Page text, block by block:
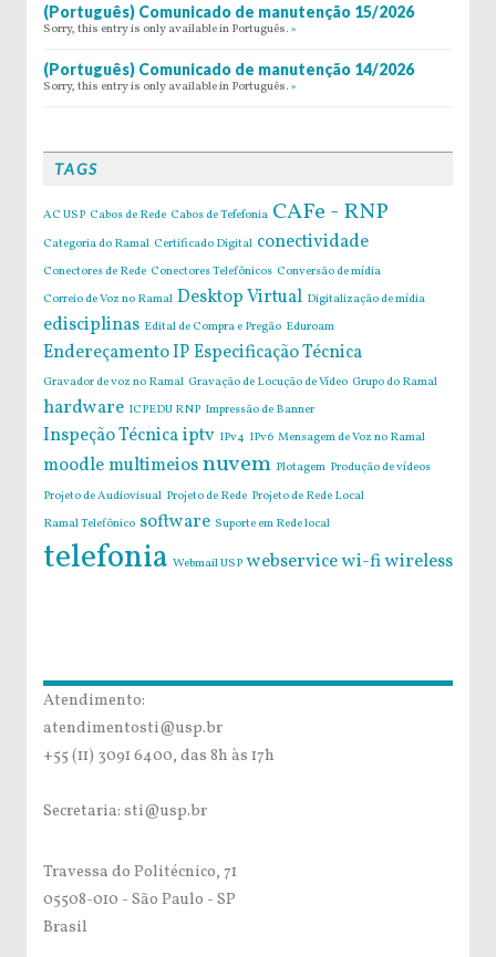
(Português) Comunicado de manutenção 15/2026
Sorry, this entry is only available in Português. »
(Português) Comunicado de manutenção 14/2026
Sorry, this entry is only available in Português. »
TAGS
AC USP Cabos de Rede Cabos de Tefefonia CAFe - RNP
Categoria do Ramal Certificado Digital conectividade
Conectores de Rede Conectores Telefônicos Conversão de mídia
Correio de Voz no Ramal Desktop Virtual Digitalização de mídia
edisciplinas Edital de Compra e Pregão Eduroam
Endereçamento IPEspecificação Técnica
Gravador de voz no Ramal Gravação de Locução de Vídeo Grupo do Ramal
hardware ICPEDU RNP Impressão de Banner
Inspeção Técnicaiptv IPv4 IPv6 Mensagem de Voz no Ramal
moodlemultimeiosnuvem Plotagem Produção de vídeos
Projeto de Audiovisual Projeto de Rede Projeto de Rede Local
Ramal Telefônico software Suporte em Rede local
telefonia Webmail USP webservicewi-fiwireless
Atendimento:
atendimentosti@usp.br
+55 (11) 3091 6400, das 8h às 17h
Secretaria: sti@usp.br
Travessa do Politécnico, 71
05508-010 - São Paulo - SP
Brasil